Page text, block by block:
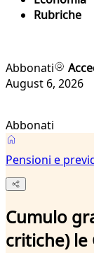
Rubriche
Abbonati
August 6, 2026
Abbonati
Pensioni e
Cumulo
critiche) le